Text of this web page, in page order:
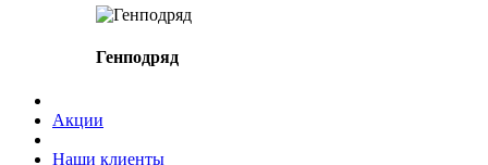
Генподряд
Акции
Наши клиенты